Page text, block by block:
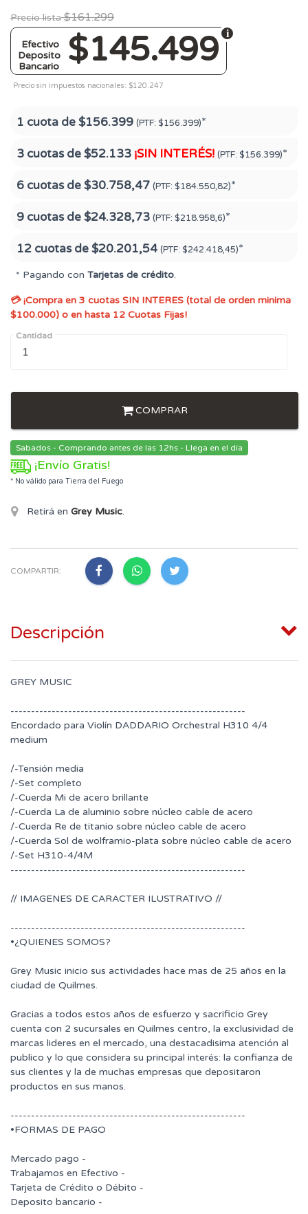
Precio lista $161.299
$145.499
Efectivo
Deposito
Bancario
Precio sin impuestos nacionales: $120.247
1 cuota de$156.399 (PTF: $156.399)*
3 cuotas de$52.133 ¡SIN INTERÉS! (PTF: $156.399)*
6 cuotas de$30.758,47 (PTF: $184.550,82)*
9 cuotas de$24.328,73 (PTF: $218.958,6)*
12 cuotas de$20.201,54 (PTF: $242.418,45)*
* Pagando con Tarjetas de crédito.
💳 ¡Compra en 3 cuotas SIN INTERES (total de orden minima
$100.000) o en hasta 12 Cuotas Fijas!
Cantidad
COMPRAR
Sabados - Comprando antes de las 12hs - Llega en el día
¡Envío Gratis!
* No válido para Tierra del Fuego
Retirá en Grey Music.
COMPARTIR:
Descripción
GREY MUSIC
---------------------------------------------------------
Encordado para Violín DADDARIO Orchestral H310 4/4
medium
/-Tensión media
/-Set completo
/-Cuerda Mi de acero brillante
/-Cuerda La de aluminio sobre núcleo cable de acero
/-Cuerda Re de titanio sobre núcleo cable de acero
/-Cuerda Sol de wolframio-plata sobre núcleo cable de acero
/-Set H310-4/4M
---------------------------------------------------------
// IMAGENES DE CARACTER ILUSTRATIVO //
---------------------------------------------------------
•¿QUIENES SOMOS?
Grey Music inicio sus actividades hace mas de 25 años en la
ciudad de Quilmes.
Gracias a todos estos años de esfuerzo y sacrificio Grey
cuenta con 2 sucursales en Quilmes centro, la exclusividad de
marcas lideres en el mercado, una destacadisima atención al
publico y lo que considera su principal interés: la confianza de
sus clientes y la de muchas empresas que depositaron
productos en sus manos.
---------------------------------------------------------
•FORMAS DE PAGO
Mercado pago -
Trabajamos en Efectivo -
Tarjeta de Crédito o Débito -
Deposito bancario -